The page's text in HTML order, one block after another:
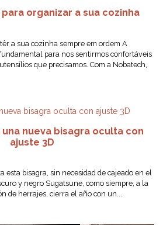
organizar a sua cozinha
a sua cozinha sempre em ordem A
para nos sentirmos confortáveis
que precisamos. Com a Nobatech,
nueva bisagra oculta con
ajuste 3D
esta bisagra, sin necesidad de cajeado en el
y negro Sugatsune, como siempre, a la
de herrajes, cierra el año con un...